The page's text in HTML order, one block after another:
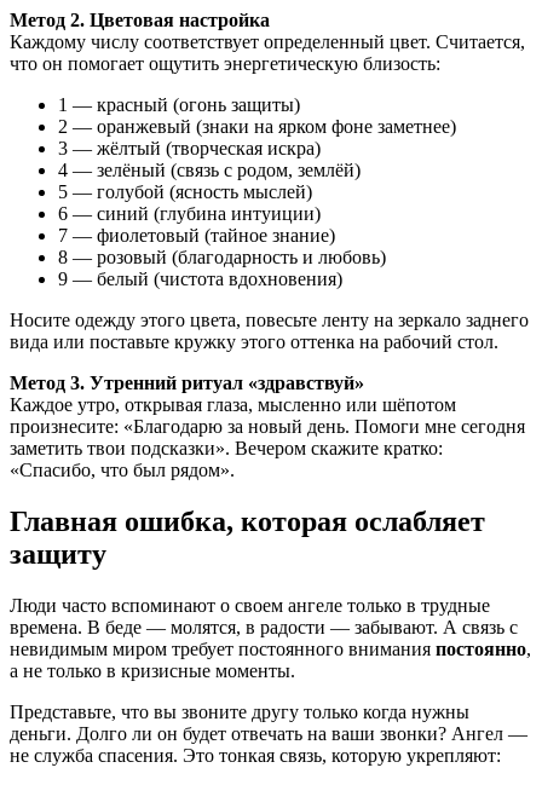
Метод 2. Цветовая настройка
Каждому числу соответствует определенный цвет. Считается,
что он помогает ощутить энергетическую близость:
1 — красный (огонь защиты)
2 — оранжевый (знаки на ярком фоне заметнее)
3 — жёлтый (творческая искра)
4 — зелёный (связь с родом, землёй)
5 — голубой (ясность мыслей)
6 — синий (глубина интуиции)
7 — фиолетовый (тайное знание)
8 — розовый (благодарность и любовь)
9 — белый (чистота вдохновения)
Носите одежду этого цвета, повесьте ленту на зеркало заднего
вида или поставьте кружку этого оттенка на рабочий стол.
Метод 3. Утренний ритуал «здравствуй»
Каждое утро, открывая глаза, мысленно или шёпотом
произнесите: «Благодарю за новый день. Помоги мне сегодня
заметить твои подсказки». Вечером скажите кратко:
«Спасибо, что был рядом».
Главная ошибка, которая ослабляет
защиту
Люди часто вспоминают о своем ангеле только в трудные
времена. В беде — молятся, в радости — забывают. А связь с
невидимым миром требует постоянного внимания постоянно,
а не только в кризисные моменты.
Представьте, что вы звоните другу только когда нужны
деньги. Долго ли он будет отвечать на ваши звонки? Ангел —
не служба спасения. Это тонкая связь, которую укрепляют: